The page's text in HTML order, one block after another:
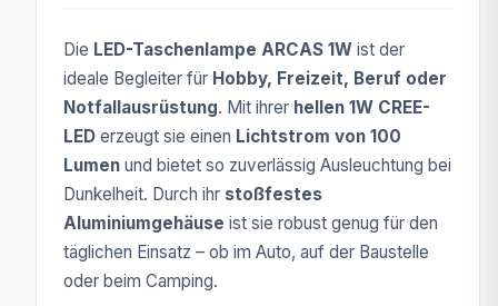
Die LED-Taschenlampe ARCAS 1W ist der
ideale Begleiter für Hobby, Freizeit, Beruf oder
Notfallausrüstung. Mit ihrer hellen 1W CREE-
LED erzeugt sie einen Lichtstrom von 100
Lumen und bietet so zuverlässig Ausleuchtung bei
Dunkelheit. Durch ihr stoßfestes
Aluminiumgehäuse ist sie robust genug für den
täglichen Einsatz – ob im Auto, auf der Baustelle
oder beim Camping.